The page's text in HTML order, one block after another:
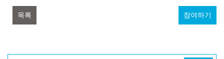
목록 참여하기